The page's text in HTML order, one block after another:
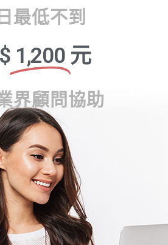
最低不到
1,200 元
界顧問協助